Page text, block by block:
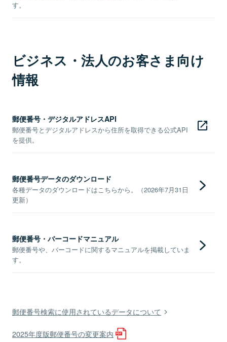
す。
ビジネス・法人のお客さま向け
情報
郵便番号・デジタルアドレスAPI
郵便番号とデジタルアドレスから住所を取得できる公式API
を提供。
郵便番号データのダウンロード
各種データのダウンロードはこちらから。（2026年7月31日
更新）
郵便番号・バーコードマニュアル
郵便番号や、バーコードに関するマニュアルを掲載していま
す。
郵便番号検索に使用されているデータについて
2025年度版郵便番号の変更案内